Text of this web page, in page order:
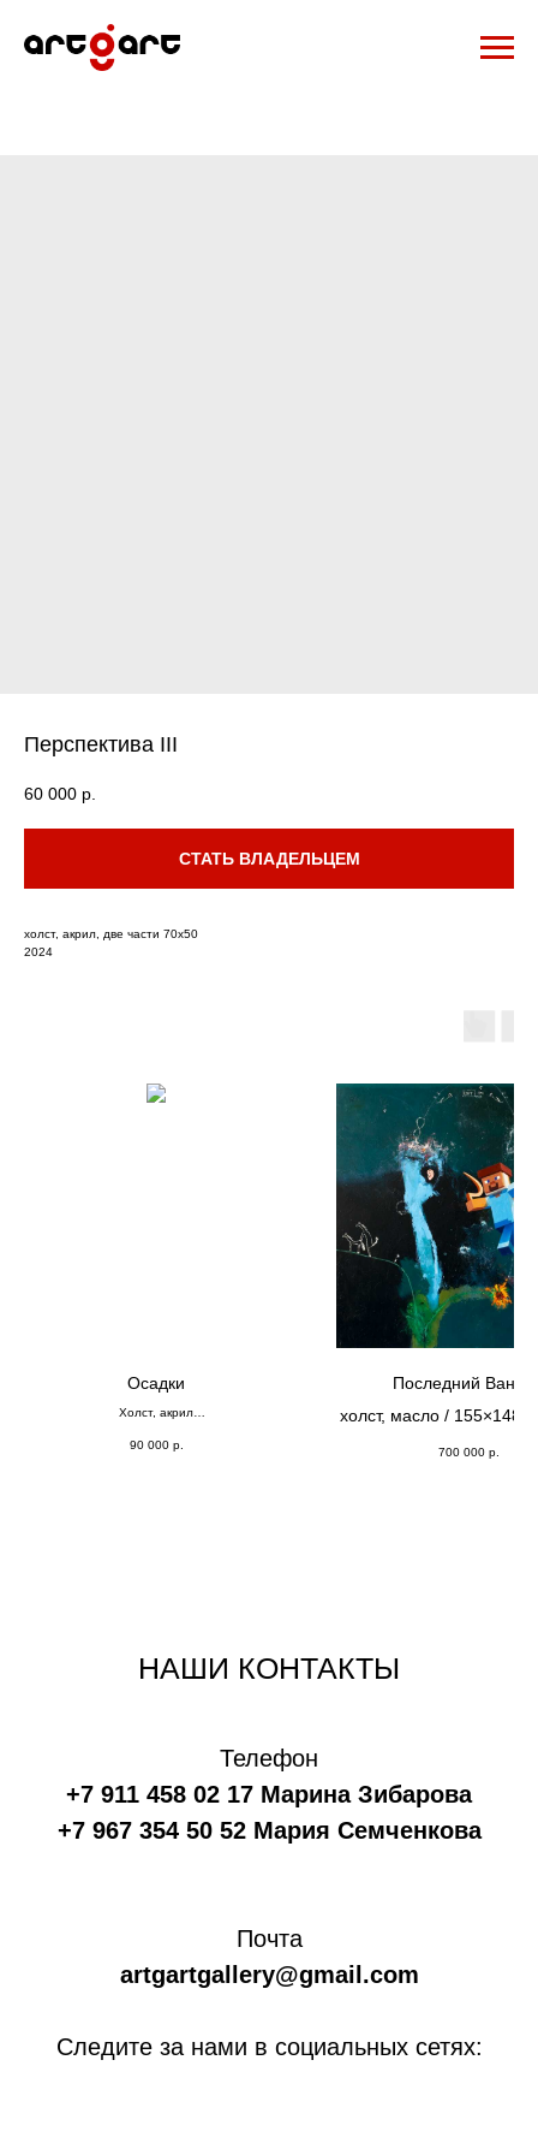
Перспектива III
60 000 р.
СТАТЬ ВЛАДЕЛЬЦЕМ
холст, акрил, две части 70х50
2024
Осадки
Холст, акрил
90 000 р.
Последний Ван
холст, масло / 155×148
700 000 р.
НАШИ КОНТАКТЫ
Телефон
+7 911 458 02 17 Марина Зибарова
+7 967 354 50 52 Мария Семченкова
Почта
artgartgallery@gmail.com
Следите за нами в социальных сетях: